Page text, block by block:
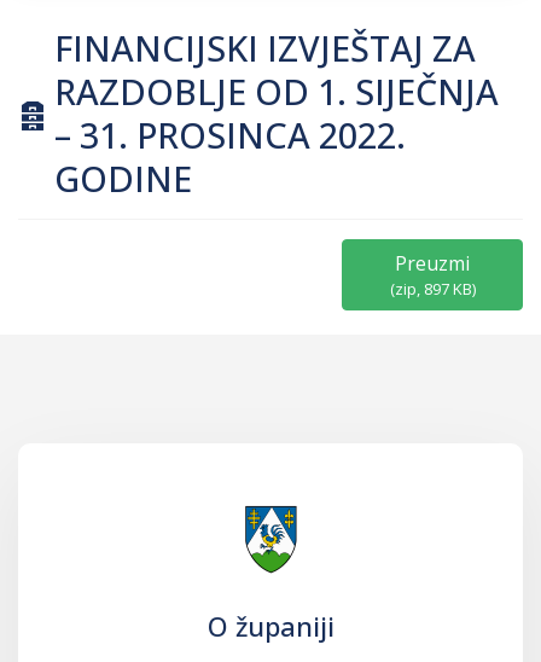
archive
FINANCIJSKI IZVJEŠTAJ ZA
RAZDOBLJE OD 1. SIJEČNJA
– 31. PROSINCA 2022.
GODINE
Preuzmi
(zip, 897 KB)
O županiji